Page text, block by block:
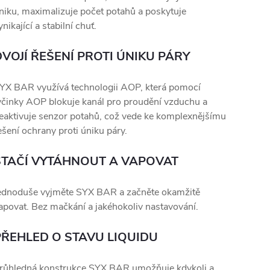
maximalizuje počet potahů a poskytuje
a stabilní chuť.
ŘEŠENÍ PROTI ÚNIKU PÁRY
BAR využívá technologii AOP, která pomocí
AOP blokuje kanál pro proudění vzduchu a
senzor potahů, což vede ke komplexnějšímu
ochrany proti úniku páry.
VYTÁHNOUT A VAPOVAT
vyjměte SYX BAR a začněte okamžitě
Bez mačkání a jakéhokoliv nastavování.
O STAVU LIQUIDU